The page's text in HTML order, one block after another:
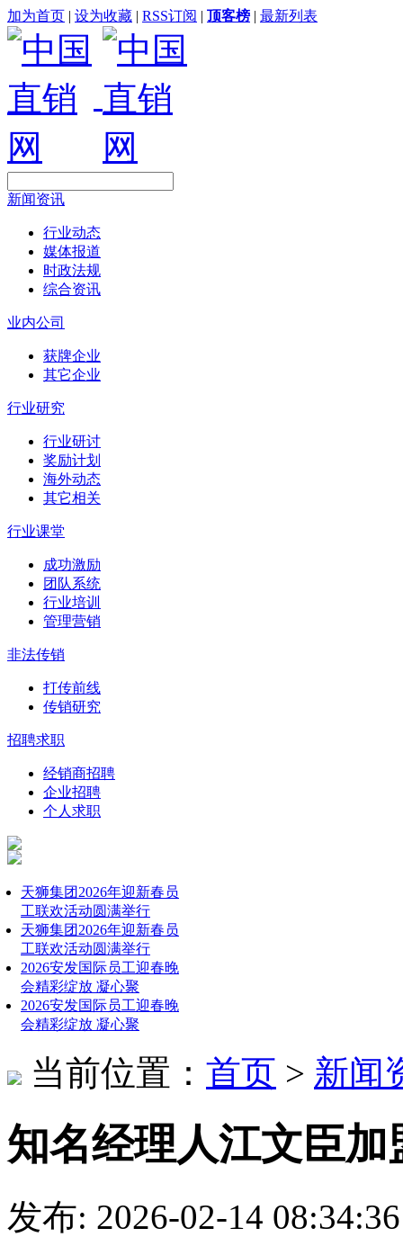
加为首页 | 设为收藏 | RSS订阅 | 顶客榜 | 最新列表
新闻资讯
行业动态
媒体报道
时政法规
综合资讯
业内公司
获牌企业
其它企业
行业研究
行业研讨
奖励计划
海外动态
其它相关
行业课堂
成功激励
团队系统
行业培训
管理营销
非法传销
打传前线
传销研究
招聘求职
经销商招聘
企业招聘
个人求职
天狮集团2026年迎新春员
工联欢活动圆满举行
天狮集团2026年迎新春员
工联欢活动圆满举行
2026安发国际员工迎春晚
会精彩绽放 凝心聚
2026安发国际员工迎春晚
会精彩绽放 凝心聚
当前位置： 首页 > 新闻
知名经理人江文臣加
发布: 2026-02-14